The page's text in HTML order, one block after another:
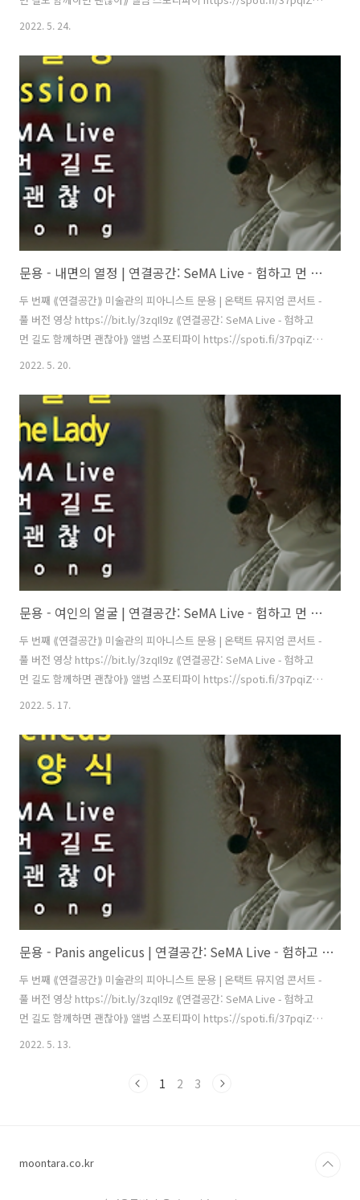
상 유영균 STUDIO2F 음향 곽동준 K SOUND 촬영 유영균, 김나눔 촬영
보조 최인성 영상 재편집 문용(moonyong) [ 전시 ] 서울시립 북서울미
술관 ⟪길은 너무나 길고 종이는 조그맣기 때문에⟫ 2021. 6.29 - 9.22 [ 공
연 협력 ] 큐레이터 오연서 코디네이터 김진주, 신영철 운영과..
2022. 5. 24.
문용 - 내면의 열정 | 연결공간: SeMA Live - 험하고 먼 길도 함께하면 괜찮아(2021) 4K MV
두 번째 ⟪연결공간⟫ 미술관의 피아니스트 문용 | 온택트 뮤지엄 콘서트 -
풀 버전 영상 https://bit.ly/3zqIl9z ⟪연결공간: SeMA Live - 험하고
먼 길도 함께하면 괜찮아⟫ 앨범 스포티파이 https://spoti.fi/37pqiZs
애플뮤직 https://apple.co/3Oxtu5Y 작곡・편곡・연주 문용
상 유영균 STUDIO2F 음향 곽동준 K SOUND 촬영 유영균, 김나눔 촬영
보조 최인성 영상 재편집 문용(moonyong) [ 전시 ] 서울시립 북서울미
술관 ⟪길은 너무나 길고 종이는 조그맣기 때문에⟫ 2021. 6.29 - 9.22 [ 공
연 협력 ] 큐레이터 오연서 코디네이터 김진주, 신영철 운영과..
2022. 5. 20.
문용 - 여인의 얼굴 | 연결공간: SeMA Live - 험하고 먼 길도 함께하면 괜찮아(2021) 4K MV
두 번째 ⟪연결공간⟫ 미술관의 피아니스트 문용 | 온택트 뮤지엄 콘서트 -
풀 버전 영상 https://bit.ly/3zqIl9z ⟪연결공간: SeMA Live - 험하고
먼 길도 함께하면 괜찮아⟫ 앨범 스포티파이 https://spoti.fi/37pqiZs
상 유영균 STUDIO2F 음향 곽동준 K SOUND 촬영 유영균, 김나눔 촬영
보조 최인성 영상 재편집 문용(moonyong) [ 전시 ] 서울시립 북서울미
술관 ⟪길은 너무나 길고 종이는 조그맣기 때문에⟫ 2021. 6.29 - 9.22 [ 공
연 협력 ] 큐레이터 오연서 코디네이터 김진주, 신영철 운영과..
2022. 5. 17.
문용 - Panis angelicus | 연결공간: SeMA Live - 험하고 먼 길도 함께하면 괜찮아(2021) 4K MV
두 번째 ⟪연결공간⟫ 미술관의 피아니스트 문용 | 온택트 뮤지엄 콘서트 -
풀 버전 영상 https://bit.ly/3zqIl9z ⟪연결공간: SeMA Live - 험하고
먼 길도 함께하면 괜찮아⟫ 앨범 스포티파이 https://spoti.fi/37pqiZs
애플뮤직 https://apple.co/3Oxtu5Y 작곡 C. Frank 편곡・연주 문용
상 유영균 STUDIO2F 음향 곽동준 K SOUND 촬영 유영균, 김나눔 촬영
2022. 5. 13.
1 2 3
moontara.co.kr